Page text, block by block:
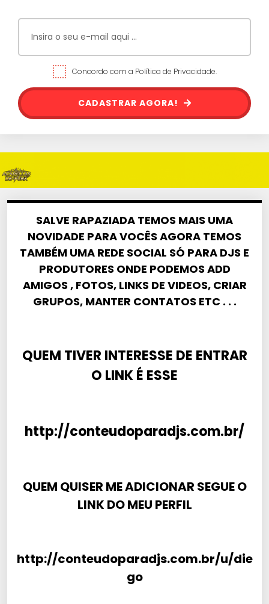
Concordo com a Política de Privacidade.
CADASTRAR AGORA!
SALVE RAPAZIADA TEMOS MAIS UMA
NOVIDADE PARA VOCÊS AGORA TEMOS
TAMBÉM UMA REDE SOCIAL SÓ PARA DJS E
PRODUTORES ONDE PODEMOS ADD
AMIGOS , FOTOS, LINKS DE VIDEOS, CRIAR
GRUPOS, MANTER CONTATOS ETC . . .
QUEM TIVER INTERESSE DE ENTRAR
O LINK É ESSE
http://conteudoparadjs.com.br/
QUEM QUISER ME ADICIONAR SEGUE O
LINK DO MEU PERFIL
http://conteudoparadjs.com.br/u/die
go